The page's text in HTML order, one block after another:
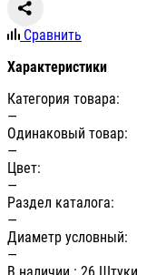
Сравнить
Характеристики
Категория товара:
—
Одинаковый товар:
—
Цвет:
—
Раздел каталога:
—
Диаметр условный:
—